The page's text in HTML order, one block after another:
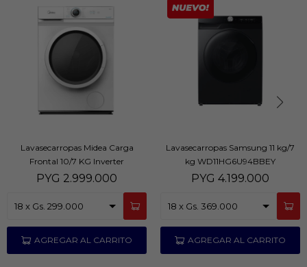
Lavasecarropas Midea Carga
Frontal 10/7 KG Inverter
PYG 2.999.000
Lavasecarropas Samsung 11 kg/7
kg WD11HG6U94BBEY
PYG 4.199.000